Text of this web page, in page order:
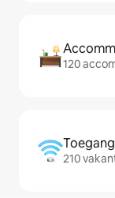
120
210